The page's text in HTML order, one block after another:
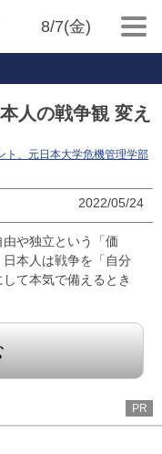
8/7(金)
人の戦争観 変え
ト、元日本大学危機管理学部
2022/05/24
や独立という「価
本人は戦争を「自分
て本気で備えるとき
PR